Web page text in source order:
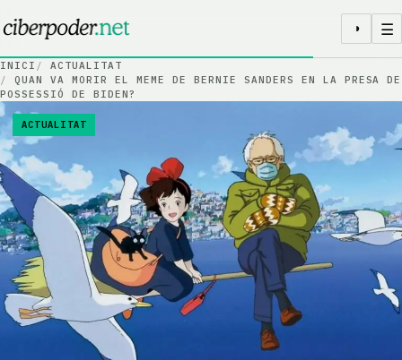
◑ ☰
INICI
ACTUALITAT
QUAN VA MORIR EL MEME DE BERNIE SANDERS EN LA PRESA DE
POSSESSIÓ DE BIDEN?
ACTUALITAT